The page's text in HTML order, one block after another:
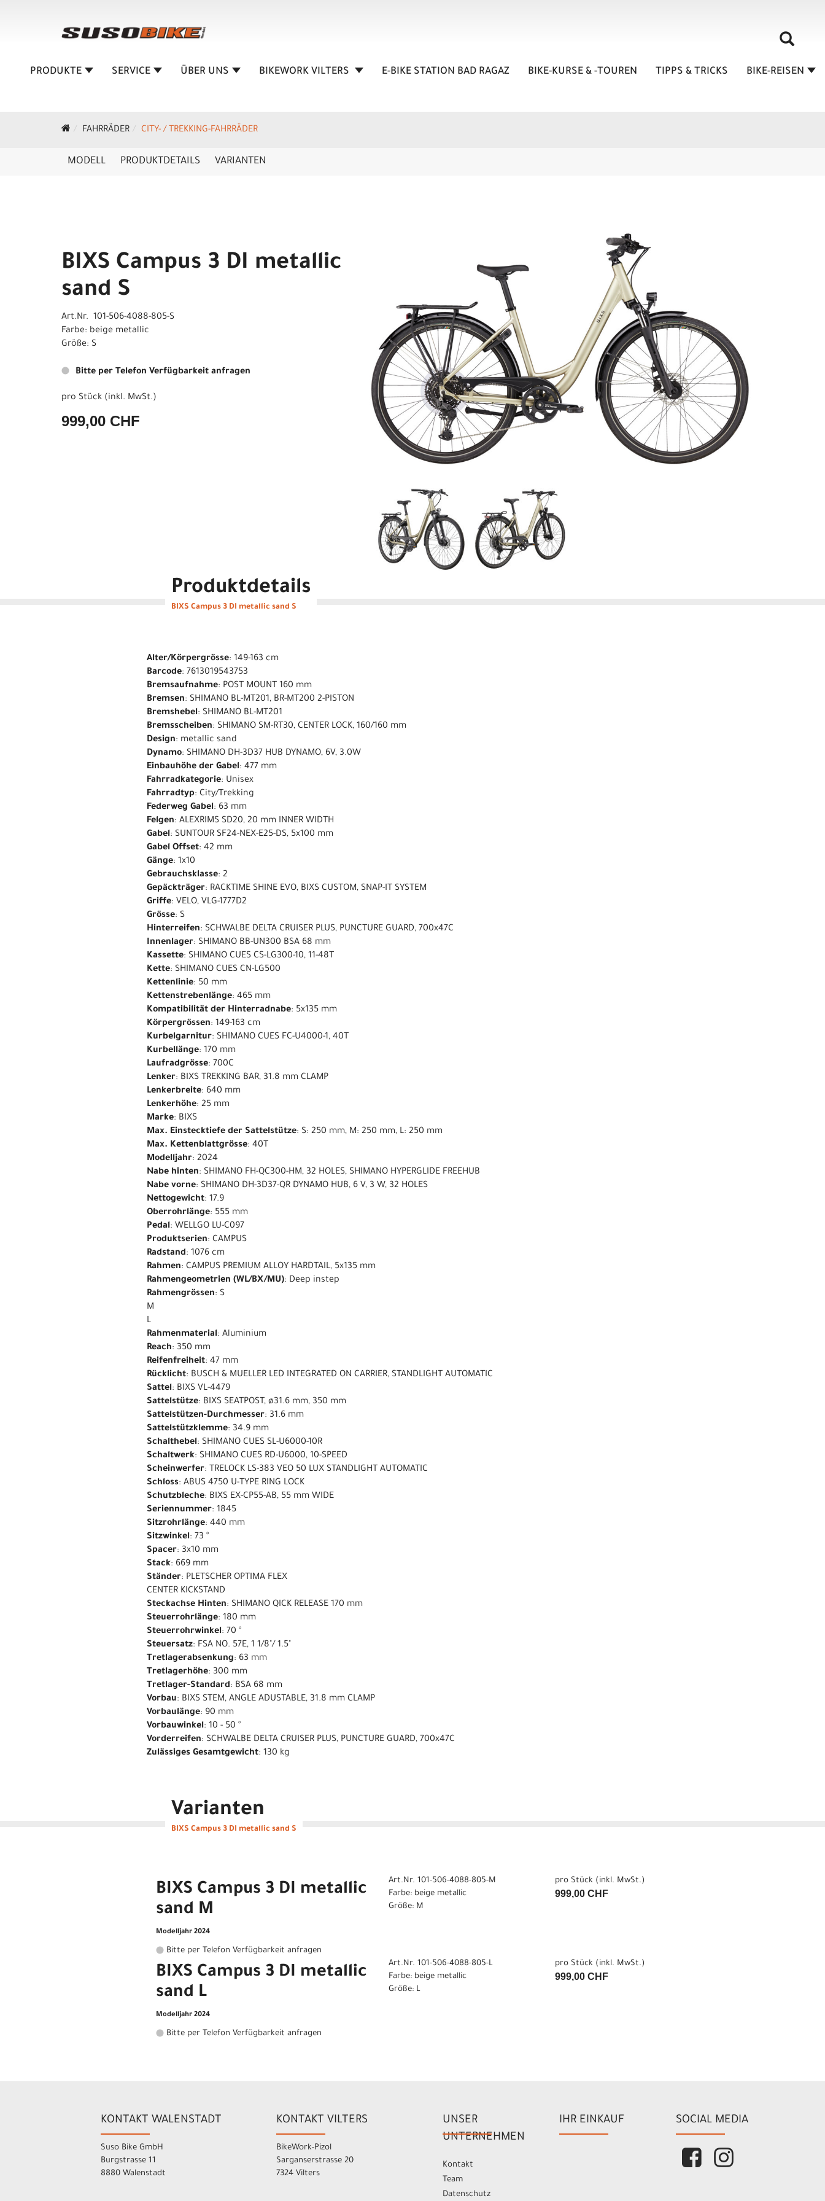
PRODUKTE SERVICE ÜBER UNS BIKEWORK VILTERS E-BIKE STATION BAD RAGAZ BIKE-KURSE & -TOUREN TIPPS & TRICKS BIKE-REISEN
FAHRRÄDER CITY- / TREKKING-FAHRRÄDER
MODELL PRODUKTDETAILS VARIANTEN
BIXS Campus 3 DI metallic
sand S
Art.Nr. 101-506-4088-805-S
Farbe: beige metallic
Größe: S
Bitte per Telefon Verfügbarkeit anfragen
pro Stück (inkl. MwSt.)
999,00 CHF
Produktdetails
BIXS Campus 3 DI metallic sand S
Alter/Körpergrösse: 149-163 cm
Barcode: 7613019543753
Bremsaufnahme: POST MOUNT 160 mm
Bremsen: SHIMANO BL-MT201, BR-MT200 2-PISTON
Bremshebel: SHIMANO BL-MT201
Bremsscheiben: SHIMANO SM-RT30, CENTER LOCK, 160/160 mm
Design: metallic sand
Dynamo: SHIMANO DH-3D37 HUB DYNAMO, 6V, 3.0W
Einbauhöhe der Gabel: 477 mm
Fahrradkategorie: Unisex
Fahrradtyp: City/Trekking
Federweg Gabel: 63 mm
Felgen: ALEXRIMS SD20, 20 mm INNER WIDTH
Gabel: SUNTOUR SF24-NEX-E25-DS, 5x100 mm
Gabel Offset: 42 mm
Gänge: 1x10
Gebrauchsklasse: 2
Gepäckträger: RACKTIME SHINE EVO, BIXS CUSTOM, SNAP-IT SYSTEM
Griffe: VELO, VLG-1777D2
Grösse: S
Hinterreifen: SCHWALBE DELTA CRUISER PLUS, PUNCTURE GUARD, 700x47C
Innenlager: SHIMANO BB-UN300 BSA 68 mm
Kassette: SHIMANO CUES CS-LG300-10, 11-48T
Kette: SHIMANO CUES CN-LG500
Kettenlinie: 50 mm
Kettenstrebenlänge: 465 mm
Kompatibilität der Hinterradnabe: 5x135 mm
Körpergrössen: 149-163 cm
Kurbelgarnitur: SHIMANO CUES FC-U4000-1, 40T
Kurbellänge: 170 mm
Laufradgrösse: 700C
Lenker: BIXS TREKKING BAR, 31.8 mm CLAMP
Lenkerbreite: 640 mm
Lenkerhöhe: 25 mm
Marke: BIXS
Max. Einstecktiefe der Sattelstütze: S: 250 mm, M: 250 mm, L: 250 mm
Max. Kettenblattgrösse: 40T
Modelljahr: 2024
Nabe hinten: SHIMANO FH-QC300-HM, 32 HOLES, SHIMANO HYPERGLIDE FREEHUB
Nabe vorne: SHIMANO DH-3D37-QR DYNAMO HUB, 6 V, 3 W, 32 HOLES
Nettogewicht: 17.9
Oberrohrlänge: 555 mm
Pedal: WELLGO LU-C097
Produktserien: CAMPUS
Radstand: 1076 cm
Rahmen: CAMPUS PREMIUM ALLOY HARDTAIL, 5x135 mm
Rahmengeometrien (WL/BX/MU): Deep instep
Rahmengrössen: S
M
L
Rahmenmaterial: Aluminium
Reach: 350 mm
Reifenfreiheit: 47 mm
Rücklicht: BUSCH & MUELLER LED INTEGRATED ON CARRIER, STANDLIGHT AUTOMATIC
Sattel: BIXS VL-4479
Sattelstütze: BIXS SEATPOST, ø31.6 mm, 350 mm
Sattelstützen-Durchmesser: 31.6 mm
Sattelstützklemme: 34.9 mm
Schalthebel: SHIMANO CUES SL-U6000-10R
Schaltwerk: SHIMANO CUES RD-U6000, 10-SPEED
Scheinwerfer: TRELOCK LS-383 VEO 50 LUX STANDLIGHT AUTOMATIC
Schloss: ABUS 4750 U-TYPE RING LOCK
Schutzbleche: BIXS EX-CP55-AB, 55 mm WIDE
Seriennummer: 1845
Sitzrohrlänge: 440 mm
Sitzwinkel: 73 °
Spacer: 3x10 mm
Stack: 669 mm
Ständer: PLETSCHER OPTIMA FLEX
CENTER KICKSTAND
Steckachse Hinten: SHIMANO QICK RELEASE 170 mm
Steuerrohrlänge: 180 mm
Steuerrohrwinkel: 70 °
Steuersatz: FSA NO. 57E, 1 1/8"/ 1.5"
Tretlagerabsenkung: 63 mm
Tretlagerhöhe: 300 mm
Tretlager-Standard: BSA 68 mm
Vorbau: BIXS STEM, ANGLE ADUSTABLE, 31.8 mm CLAMP
Vorbaulänge: 90 mm
Vorbauwinkel: 10 - 50 °
Vorderreifen: SCHWALBE DELTA CRUISER PLUS, PUNCTURE GUARD, 700x47C
Zulässiges Gesamtgewicht: 130 kg
Varianten
BIXS Campus 3 DI metallic sand S
BIXS Campus 3 DI metallic
sand M
Modelljahr 2024
Bitte per Telefon Verfügbarkeit anfragen
Art.Nr. 101-506-4088-805-M
Farbe: beige metallic
Größe: M
pro Stück (inkl. MwSt.)
999,00 CHF
BIXS Campus 3 DI metallic
sand L
Modelljahr 2024
Bitte per Telefon Verfügbarkeit anfragen
Art.Nr. 101-506-4088-805-L
Farbe: beige metallic
Größe: L
pro Stück (inkl. MwSt.)
999,00 CHF
KONTAKT WALENSTADT
Suso Bike GmbH
Burgstrasse 11
8880 Walenstadt
KONTAKT VILTERS
BikeWork-Pizol
Sarganserstrasse 20
7324 Vilters
UNSER
UNTERNEHMEN
Kontakt
Team
Datenschutz
IHR EINKAUF SOCIAL MEDIA